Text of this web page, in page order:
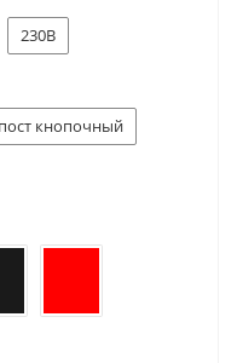
230В
пост кнопочный